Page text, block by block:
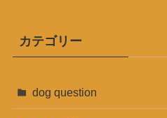
カテゴリー
dog question